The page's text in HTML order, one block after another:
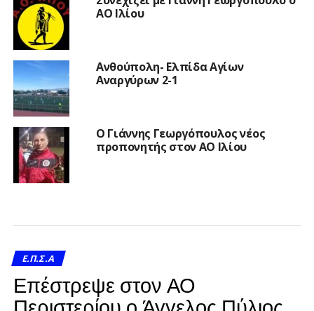
ΑΟ Ιλίου
Ανθούπολη- Ελπίδα Αγίων
Αναργύρων 2-1
Ο Γιάννης Γεωργόπουλος νέος
προπονητής στον ΑΟ Ιλίου
Ε.Π.Σ.Α
Επέστρεψε στον ΑΟ